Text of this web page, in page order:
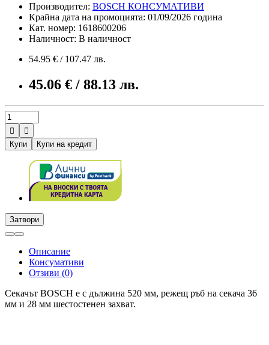
Производител: BOSCH КОНСУМАТИВИ
Крайна дата на промоцията: 01/09/2026 година
Кат. номер: 1618600206
Наличност: В наличност
54.95 € / 107.47 лв.
45.06 € / 88.13 лв.


Купи
Купи на кредит
Затвори
Описание
Консумативи
Отзиви (0)
Секачът BOSCH е с дължина 520 мм, режещ ръб на секача 36
мм и 28 мм шестостенен захват.